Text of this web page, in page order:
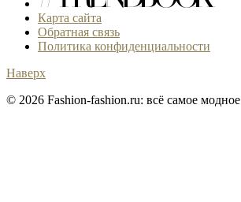
Карта сайта
Обратная связь
Политика конфиденциальности
Наверх
© 2026 Fashion-fashion.ru: всё самое модное